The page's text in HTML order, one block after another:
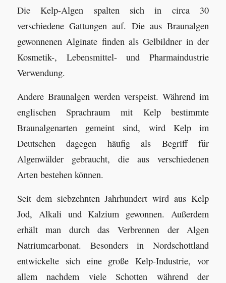
Die Kelp-Algen spalten sich in circa 30
verschiedene Gattungen auf. Die aus Braunalgen
gewonnenen Alginate finden als Gelbildner in der
Kosmetik-, Lebensmittel- und Pharmaindustrie
Verwendung.
Andere Braunalgen werden verspeist. Während im
englischen Sprachraum mit Kelp bestimmte
Braunalgenarten gemeint sind, wird Kelp im
Deutschen dagegen häufig als Begriff für
Algenwälder gebraucht, die aus verschiedenen
Arten bestehen können.
Seit dem siebzehnten Jahrhundert wird aus Kelp
Jod, Alkali und Kalzium gewonnen. Außerdem
erhält man durch das Verbrennen der Algen
Natriumcarbonat. Besonders in Nordschottland
entwickelte sich eine große Kelp-Industrie, vor
allem nachdem viele Schotten während der